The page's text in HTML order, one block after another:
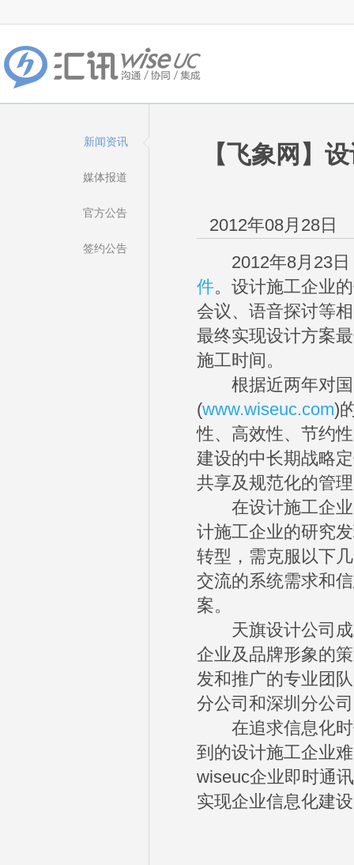
新闻资讯
媒体报道
官方公告
签约公告
【飞象网】
2012年08月28日
2012年8月23日
件。设计施工企业
会议、语音探讨等
最终实现设计方案
施工时间。
根据近两年对国
(www.wiseuc.com)
性、高效性、节约
建设的中长期战略
共享及规范化的管
在设计施工企业
计施工企业的研究
转型，需克服以下
交流的系统需求和
案。
天旗设计公司成
企业及品牌形象的
发和推广的专业团
分公司和深圳分公
在追求信息化时
到的设计施工企业
wiseuc企业即时通
实现企业信息化建